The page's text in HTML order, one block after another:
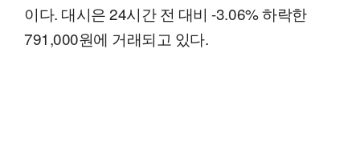
이다. 대시은 24시간 전 대비 -3.06% 하락한
791,000원에 거래되고 있다.